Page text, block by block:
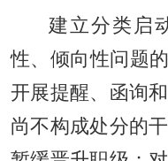
建立分类启
性、倾向性问题
开展提醒、函询
尚不构成处分的